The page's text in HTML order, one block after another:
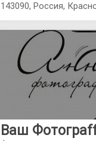
143090, Россия,
Ваш